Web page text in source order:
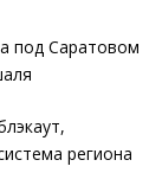
под Саратовом
региона